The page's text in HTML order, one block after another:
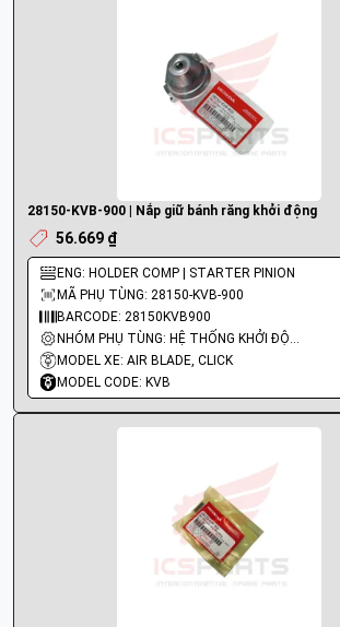
28150-KVB-900 | Nắp giữ bánh răng khởi động
56.669 ₫
ENG: HOLDER COMP | STARTER PINION
MÃ PHỤ TÙNG: 28150-KVB-900
BARCODE: 28150KVB900
NHÓM PHỤ TÙNG: HỆ THỐNG KHỞI ĐỘNG - ĐỀ
MODEL XE: AIR BLADE, CLICK
MODEL CODE: KVB